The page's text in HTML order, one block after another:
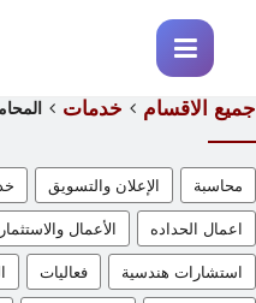
جميع الاقسام خدمات
محاسبة الإعلان والتسويق
اعمال الحداده الأعمال والاستثمار
استشارات هندسية فعاليات